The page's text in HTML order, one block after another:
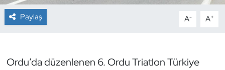
Paylaş A- A+
Ordu’da düzenlenen 6. Ordu Triatlon Türkiye
Dağcılık
Dövüş Sanatı